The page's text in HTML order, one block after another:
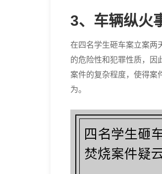
3、车辆纵火
在四名学生砸车案立案两
的危险性和犯罪性质，因
案件的复杂程度，使得案
为。